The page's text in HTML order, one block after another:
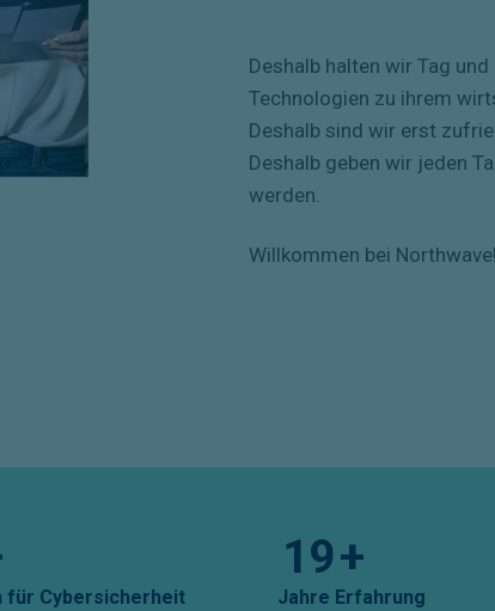
Deshalb halten wir Tag
Technologien zu ihrem
Deshalb sind wir erst
Deshalb geben wir jeden
werden.
Willkommen bei
für Cybersicherheit
19+
Jahre Erfahrung